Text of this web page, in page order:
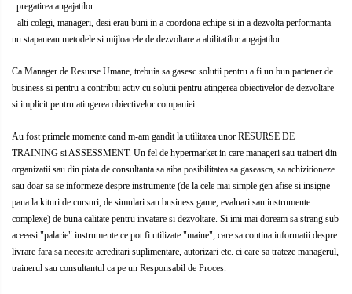
Etica, Deontologie, Profesionalism
INGINERIE MILITARA SI CIVILA
Intelligence & OSINT
LEADERSHIP MILITAR-CIVIL DE
STRATEGIE, REACTIE RAPIDA,
CONTROL MILITAR SI CIVIL
LOGISTICA MILITARA SI CIVILA
Luarea Deciziilor (rapid, analitic,
fara bias, fara efect group-think)
Management
Managementul Schimbarii si
Adaptarii
..pregatirea angajatilor.
- alti colegi, manageri, desi erau buni in a coordona echipe si in a dezvolta performanta
nu stapaneau metodele si mijloacele de dezvoltare a abilitatilor angajatilor.
Ca Manager de Resurse Umane, trebuia sa gasesc solutii pentru a fi un bun partener de
business si pentru a contribui activ cu solutii pentru atingerea obiectivelor de dezvoltare
si implicit pentru atingerea obiectivelor companiei.
Au fost primele momente cand m-am gandit la utilitatea unor RESURSE DE
TRAINING si ASSESSMENT. Un fel de hypermarket in care manageri sau traineri din
organizatii sau din piata de consultanta sa aiba posibilitatea sa gaseasca, sa achizitioneze
sau doar sa se informeze despre instrumente (de la cele mai simple gen afise si insigne
pana la kituri de cursuri, de simulari sau business game, evaluari sau instrumente
complexe) de buna calitate pentru invatare si dezvoltare. Si imi mai doream sa strang sub
aceeasi "palarie" instrumente ce pot fi utilizate "maine", care sa contina informatii despre
livrare fara sa necesite acreditari suplimentare, autorizari etc. ci care sa trateze managerul,
trainerul sau consultantul ca pe un Responsabil de Proces.